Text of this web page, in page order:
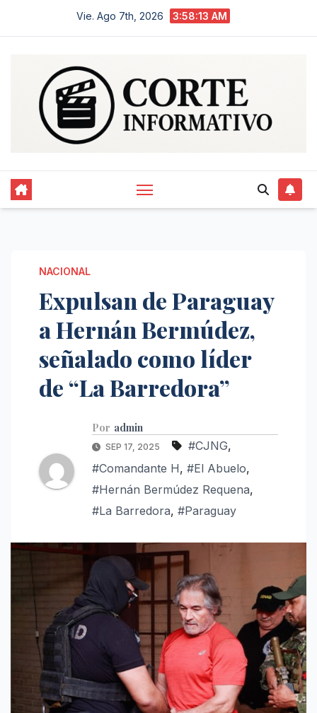
Vie. Ago 7th, 2026 3:58:13 AM
NACIONAL
Expulsan de Paraguay
a Hernán Bermúdez,
señalado como líder
de “La Barredora”
Por admin
SEP 17, 2025 #CJNG,
#Comandante H, #El Abuelo,
#Hernán Bermúdez Requena,
#La Barredora, #Paraguay